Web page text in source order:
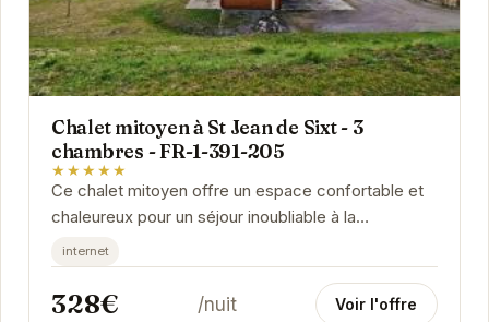
Chalet mitoyen à St Jean de Sixt - 3
chambres - FR-1-391-205
★★★★★
Ce chalet mitoyen offre un espace confortable et
chaleureux pour un séjour inoubliable à la
montagne. Avec ses trois chambres, il peut
accueillir...
internet
328€ /nuit Voir l'offre